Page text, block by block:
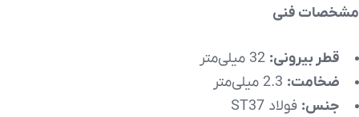
مشخصات فنی
قطر بیرونی:
ضخامت:
جنس: فولاد ST37